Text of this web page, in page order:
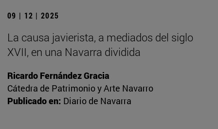
09 | 12 | 2025
La causa javierista, a mediados del siglo
XVII, en una Navarra dividida
Ricardo Fernández Gracia
Cátedra de Patrimonio y Arte Navarro
Publicado en: Diario de Navarra